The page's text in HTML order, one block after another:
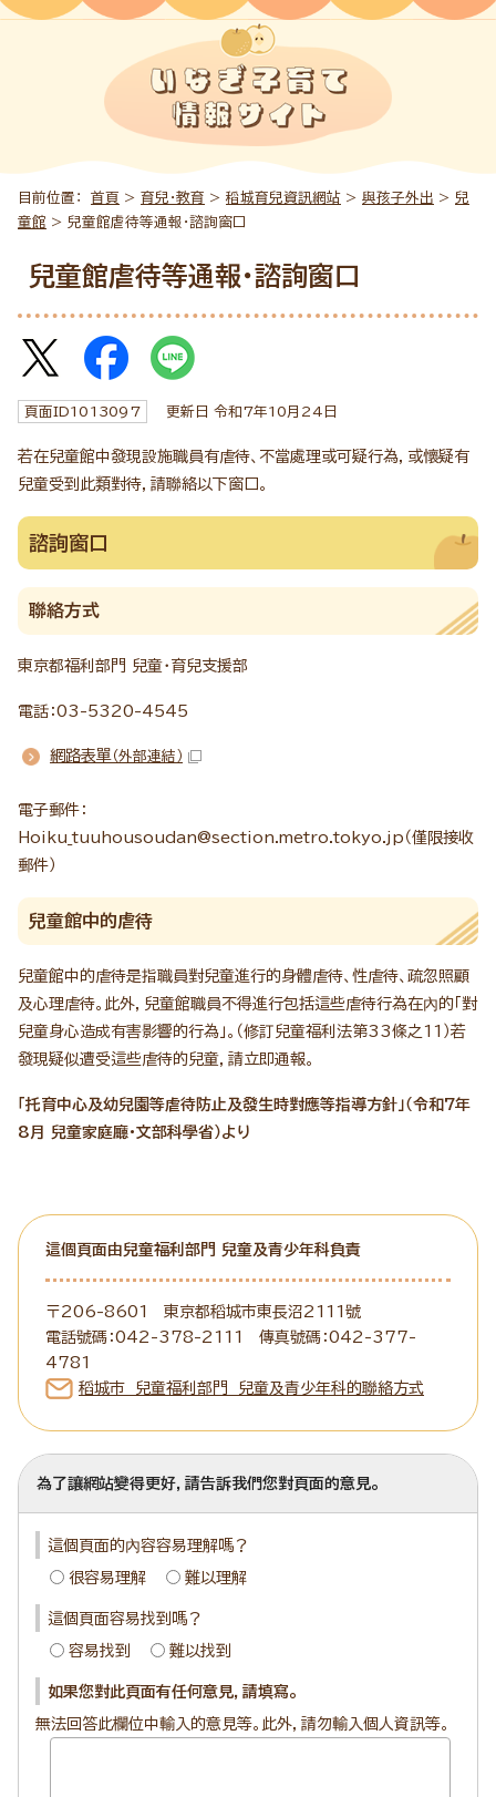
目前位置： 首頁 > 育兒・教育 > 稻城育兒資訊網站 > 與孩子外出 > 兒
童館 > 兒童館虐待等通報・諮詢窗口
兒童館虐待等通報・諮詢窗口
頁面ID1013097 更新日 令和7年10月 24 日
若在兒童館中發現設施職員有虐待、不當處理或可疑行為，或懷疑有
兒童受到此類對待，請聯絡以下窗口。
諮詢窗口
聯絡方式
東京都福利部門 兒童・育兒支援部
電話：03-5320-4545
網路表單 （外部連結）
電子郵件：
Hoiku_tuuhousoudan@section.metro.tokyo.jp（僅限接收
郵件）
兒童館中的虐待
兒童館中的虐待是指職員對兒童進行的身體虐待、性虐待、疏忽照顧
及心理虐待。此外，兒童館職員不得進行包括這些虐待行為在內的「對
兒童身心造成有害影響的行為」。（修訂兒童福利法第33條之11）若
發現疑似遭受這些虐待的兒童，請立即通報。
「托育中心及幼兒園等虐待防止及發生時對應等指導方針」（令和7年
8月 兒童家庭廳・文部科學省）より
這個頁面由兒童福利部門 兒童及青少年科負責
〒206-8601 東京都稻城市東長沼2111號
電話號碼：042-378-2111 傳真號碼：042-377-
4781
稻城市 兒童福利部門 兒童及青少年科的聯絡方式
為了讓網站變得更好，請告訴我們您對頁面的意見。
這個頁面的內容容易理解嗎？
很容易理解 難以理解
這個頁面容易找到嗎？
容易找到 難以找到
如果您對此頁面有任何意見，請填寫。
無法回答此欄位中輸入的意見等。此外，請勿輸入個人資訊等。